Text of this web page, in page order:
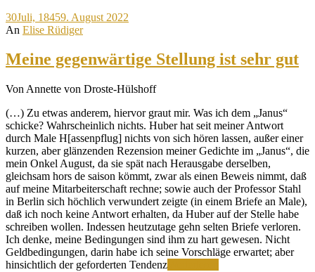
30Juli, 18459. August 2022
An Elise Rüdiger
Meine gegenwärtige Stellung ist sehr gut
Von Annette von Droste-Hülshoff
(…) Zu etwas anderem, hiervor graut mir. Was ich dem „Janus“
schicke? Wahrscheinlich nichts. Huber hat seit meiner Antwort
durch Male H[assenpflug] nichts von sich hören lassen, außer einer
kurzen, aber glänzenden Rezension meiner Gedichte im „Janus“, die
mein Onkel August, da sie spät nach Herausgabe derselben,
gleichsam hors de saison kömmt, zwar als einen Beweis nimmt, daß
auf meine Mitarbeiterschaft rechne; sowie auch der Professor Stahl
in Berlin sich höchlich verwundert zeigte (in einem Briefe an Male),
daß ich noch keine Antwort erhalten, da Huber auf der Stelle habe
schreiben wollen. Indessen heutzutage gehn selten Briefe verloren.
Ich denke, meine Bedingungen sind ihm zu hart gewesen. Nicht
Geldbedingungen, darin habe ich seine Vorschläge erwartet; aber
hinsichtlich der geforderten Tendenz